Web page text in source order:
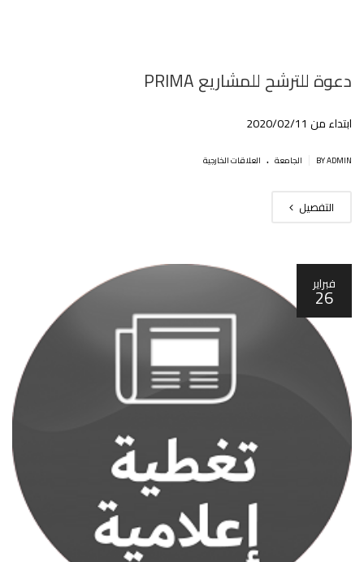
دعوة للترشح للمشاريع PRIMA
ابتداء من 2020/02/11
BY ADMIN الجامعة . العلاقات الخارجية
التفصيل
فبراير
26